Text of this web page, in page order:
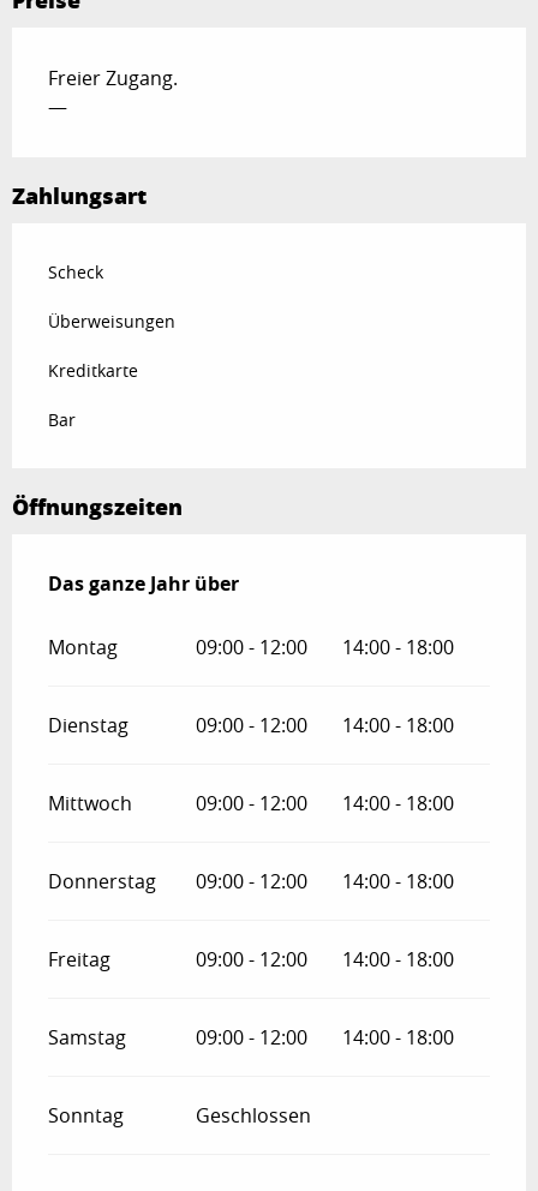
Freier Zugang.
—
Zahlungsart
Scheck
Überweisungen
Kreditkarte
Bar
Öffnungszeiten
Das ganze Jahr über
Das ganze Jahr über
Montag 09:00 - 12:00 14:00 - 18:00
Dienstag 09:00 - 12:00 14:00 - 18:00
Mittwoch 09:00 - 12:00 14:00 - 18:00
Donnerstag 09:00 - 12:00 14:00 - 18:00
Freitag 09:00 - 12:00 14:00 - 18:00
Samstag 09:00 - 12:00 14:00 - 18:00
Sonntag Geschlossen